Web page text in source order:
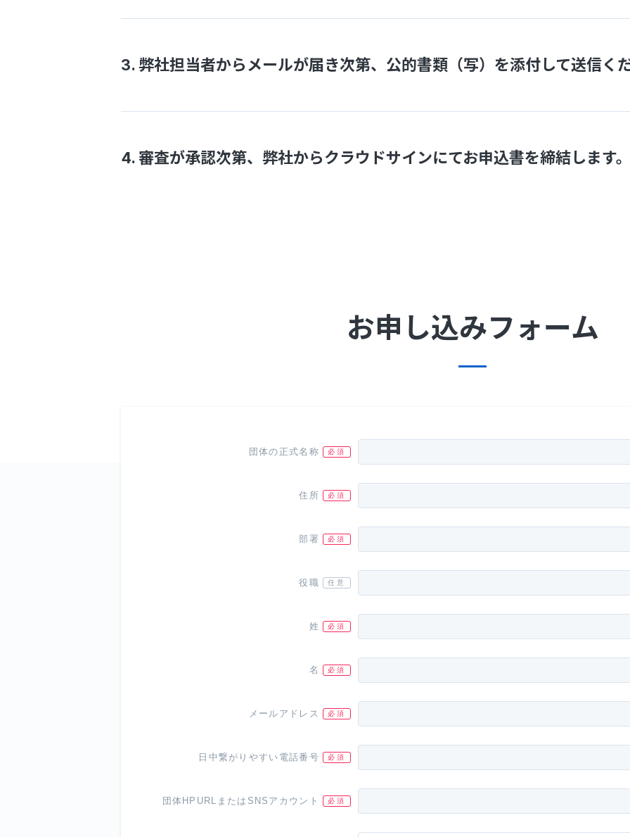
3. 弊社担当者からメールが届き次第、公的書類（写）を添付して送信くだ
4. 審査が承認次第、弊社からクラウドサインにてお申込書を締結します。
お申し込みフォーム
団体の正式名称
住所
部署
役職
姓
名
メールアドレス
日中繋がりやすい電話番号
団体HPURLまたはSNSアカウント